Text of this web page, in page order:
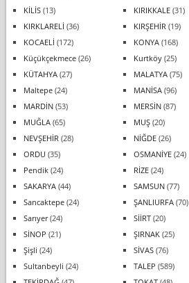
KİLİS(13) KIRIKKALE(31)
KIRKLARELİ (36) KIRŞEHİR (19)
KOCAELİ (172) KONYA(168)
Küçükçekmece(26) Kurtköy(25)
KÜTAHYA(27) MALATYA(75)
Maltepe(24) MANİSA(96)
MARDİN(53) MERSİN(87)
MUĞLA(65) MUŞ(20)
NEVŞEHİR (28) NİĞDE(26)
ORDU (35) OSMANİYE(24)
Pendik(24) RİZE(24)
SAKARYA(44) SAMSUN(77)
Sancaktepe(24) ŞANLIURFA(70)
Sarıyer(24) SİİRT(20)
SİNOP (21) ŞIRNAK(25)
Şişli (24) SİVAS(76)
Sultanbeyli (24) TALEP (589)